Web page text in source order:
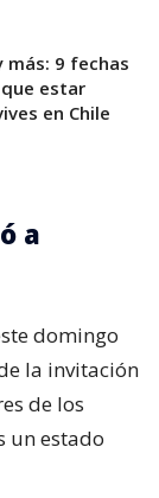
más: 9 fechas
estar
en Chile
a
domingo
la invitación
de los
un estado